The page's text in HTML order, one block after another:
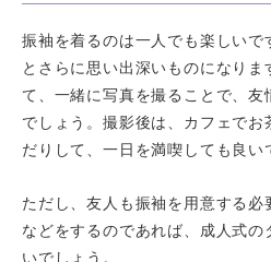
振袖を着るのは一人でも楽しい
とさらに思い出深いものになり
て、一緒に写真を撮ることで、
でしょう。撮影後は、カフェで
だりして、一日を満喫しても良い
ただし、友人も振袖を用意する
などをするのであれば、成人式
いでしょう。